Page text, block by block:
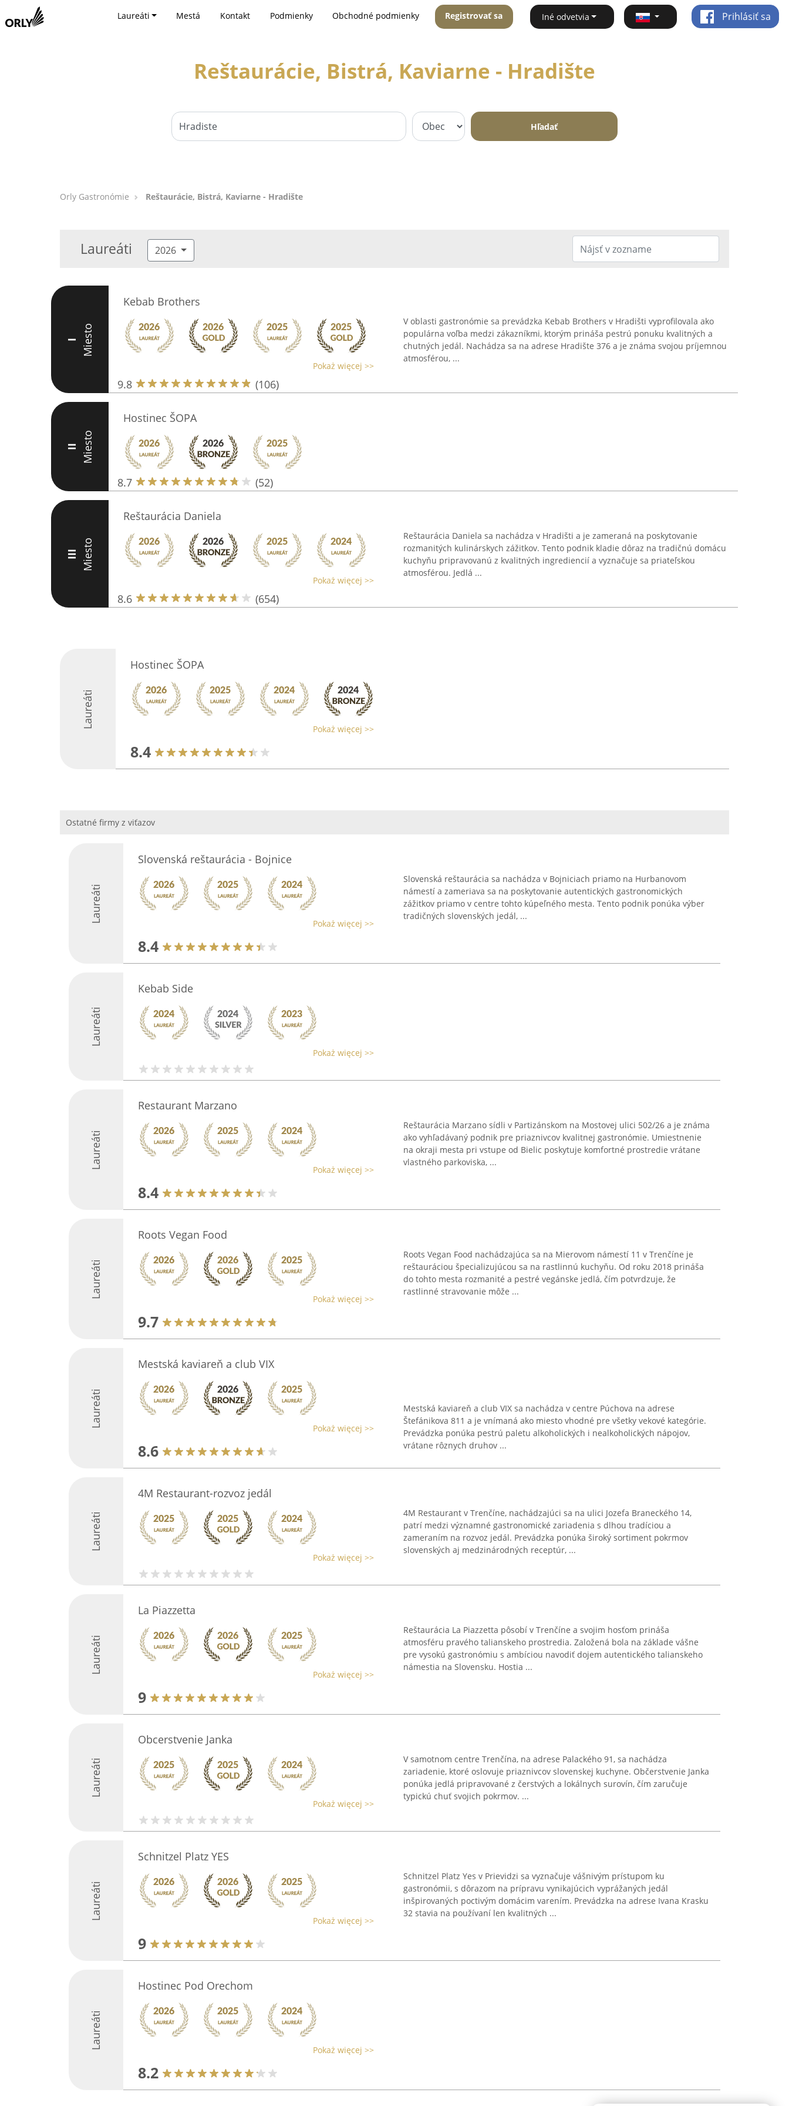
Laureáti Mestá Kontakt Podmienky Obchodné podmienky Registrovať sa Iné odvetvia Prihlásiť sa
Reštaurácie, Bistrá, Kaviarne - Hradište
Hľadať
Orly Gastronómie Reštaurácie, Bistrá, Kaviarne - Hradište
Laureáti 2026
I Miesto
Kebab Brothers
Pokaż więcej >>
9.8 (106)
V oblasti gastronómie sa prevádzka Kebab Brothers v Hradišti vyprofilovala ako
populárna voľba medzi zákazníkmi, ktorým prináša pestrú ponuku kvalitných a
chutných jedál. Nachádza sa na adrese Hradište 376 a je známa svojou príjemnou
atmosférou, ...
II Miesto
Hostinec ŠOPA
8.7 (52)
III Miesto
Reštaurácia Daniela
Pokaż więcej >>
8.6 (654)
Reštaurácia Daniela sa nachádza v Hradišti a je zameraná na poskytovanie
rozmanitých kulinárskych zážitkov. Tento podnik kladie dôraz na tradičnú domácu
kuchyňu pripravovanú z kvalitných ingrediencií a vyznačuje sa priateľskou
atmosférou. Jedlá ...
Laureáti
Hostinec ŠOPA
Pokaż więcej >>
8.4
Ostatné firmy z viťazov
Laureáti
Slovenská reštaurácia - Bojnice
Pokaż więcej >>
8.4
Slovenská reštaurácia sa nachádza v Bojniciach priamo na Hurbanovom
námestí a zameriava sa na poskytovanie autentických gastronomických
zážitkov priamo v centre tohto kúpeľného mesta. Tento podnik ponúka výber
tradičných slovenských jedál, ...
Laureáti
Kebab Side
Pokaż więcej >>
Laureáti
Restaurant Marzano
Pokaż więcej >>
8.4
Reštaurácia Marzano sídli v Partizánskom na Mostovej ulici 502/26 a je známa
ako vyhľadávaný podnik pre priaznivcov kvalitnej gastronómie. Umiestnenie
na okraji mesta pri vstupe od Bielic poskytuje komfortné prostredie vrátane
vlastného parkoviska, ...
Laureáti
Roots Vegan Food
Pokaż więcej >>
9.7
Roots Vegan Food nachádzajúca sa na Mierovom námestí 11 v Trenčíne je
reštauráciou špecializujúcou sa na rastlinnú kuchyňu. Od roku 2018 prináša
do tohto mesta rozmanité a pestré vegánske jedlá, čím potvrdzuje, že
rastlinné stravovanie môže ...
Laureáti
Mestská kaviareň a club VIX
Pokaż więcej >>
8.6
Mestská kaviareň a club VIX sa nachádza v centre Púchova na adrese
Štefánikova 811 a je vnímaná ako miesto vhodné pre všetky vekové kategórie.
Prevádzka ponúka pestrú paletu alkoholických i nealkoholických nápojov,
vrátane rôznych druhov ...
Laureáti
4M Restaurant-rozvoz jedál
Pokaż więcej >>
4M Restaurant v Trenčíne, nachádzajúci sa na ulici Jozefa Braneckého 14,
patrí medzi významné gastronomické zariadenia s dlhou tradíciou a
zameraním na rozvoz jedál. Prevádzka ponúka široký sortiment pokrmov
slovenských aj medzinárodných receptúr, ...
Laureáti
La Piazzetta
Pokaż więcej >>
9
Reštaurácia La Piazzetta pôsobí v Trenčíne a svojim hosťom prináša
atmosféru pravého talianskeho prostredia. Založená bola na základe vášne
pre vysokú gastronómiu s ambíciou navodiť dojem autentického talianskeho
námestia na Slovensku. Hostia ...
Laureáti
Obcerstvenie Janka
Pokaż więcej >>
V samotnom centre Trenčína, na adrese Palackého 91, sa nachádza
zariadenie, ktoré oslovuje priaznivcov slovenskej kuchyne. Občerstvenie Janka
ponúka jedlá pripravované z čerstvých a lokálnych surovín, čím zaručuje
typickú chuť svojich pokrmov. ...
Laureáti
Schnitzel Platz YES
Pokaż więcej >>
9
Schnitzel Platz Yes v Prievidzi sa vyznačuje vášnivým prístupom ku
gastronómii, s dôrazom na prípravu vynikajúcich vyprážaných jedál
inšpirovaných poctivým domácim varením. Prevádzka na adrese Ivana Krasku
32 stavia na používaní len kvalitných ...
Laureáti
Hostinec Pod Orechom
Pokaż więcej >>
8.2